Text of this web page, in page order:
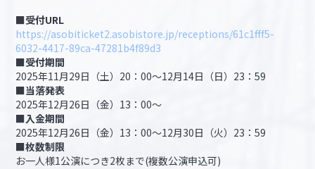
■受付URL
https://asobiticket2.asobistore.jp/receptions/61c1fff5-
6032-4417-89ca-47281b4f89d3
■受付期間
2025年11月29日（土）20：00～12月14日（日）23：59
■当落発表
2025年12月26日（金）13：00～
■入金期間
2025年12月26日（金）13：00～12月30日（火）23：59
■枚数制限
お一人様1公演につき2枚まで(複数公演申込可)